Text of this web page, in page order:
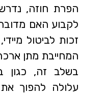
הפרת חוזה,
לקבוע האם
זכות לביטול
המחייבת מתן
בשלב זה, כגון
עלולה להפוך